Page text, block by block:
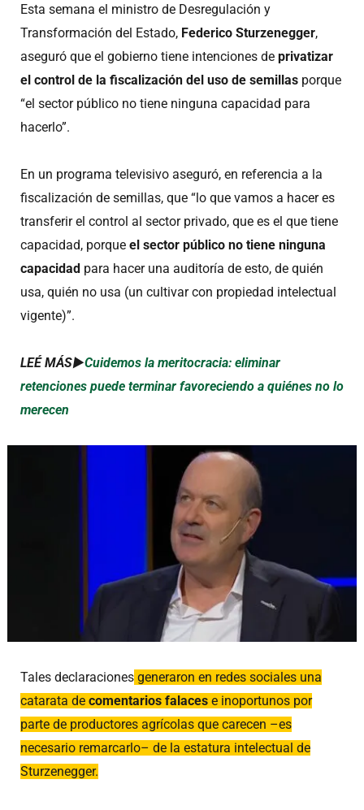
Esta semana el ministro de Desregulación y
Transformación del Estado, Federico Sturzenegger,
aseguró que el gobierno tiene intenciones de privatizar
el control de la fiscalización del uso de semillas porque
“el sector público no tiene ninguna capacidad para
hacerlo”.
En un programa televisivo aseguró, en referencia a la
fiscalización de semillas, que “lo que vamos a hacer es
transferir el control al sector privado, que es el que tiene
capacidad, porque el sector público no tiene ninguna
capacidad para hacer una auditoría de esto, de quién
usa, quién no usa (un cultivar con propiedad intelectual
vigente)”.
LEÉ MÁS►Cuidemos la meritocracia: eliminar
retenciones puede terminar favoreciendo a quiénes no lo
merecen
Tales declaraciones generaron en redes sociales una
catarata de comentarios falaces e inoportunos por
parte de productores agrícolas que carecen –es
necesario remarcarlo– de la estatura intelectual de
Sturzenegger.